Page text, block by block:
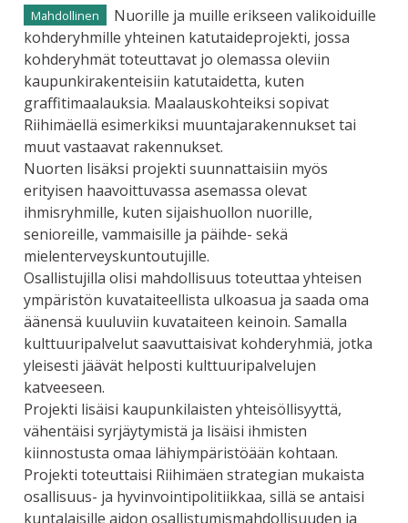
Mahdollinen
Nuorille ja muille erikseen valikoiduille
kohderyhmille yhteinen katutaideprojekti, jossa
kohderyhmät toteuttavat jo olemassa oleviin
kaupunkirakenteisiin katutaidetta, kuten
graffitimaalauksia. Maalauskohteiksi sopivat
Riihimäellä esimerkiksi muuntajarakennukset tai
muut vastaavat rakennukset.
Nuorten lisäksi projekti suunnattaisiin myös
erityisen haavoittuvassa asemassa olevat
ihmisryhmille, kuten sijaishuollon nuorille,
senioreille, vammaisille ja päihde- sekä
mielenterveyskuntoutujille.
Osallistujilla olisi mahdollisuus toteuttaa yhteisen
ympäristön kuvataiteellista ulkoasua ja saada oma
äänensä kuuluviin kuvataiteen keinoin. Samalla
kulttuuripalvelut saavuttaisivat kohderyhmiä, jotka
yleisesti jäävät helposti kulttuuripalvelujen
katveeseen.
Projekti lisäisi kaupunkilaisten yhteisöllisyyttä,
vähentäisi syrjäytymistä ja lisäisi ihmisten
kiinnostusta omaa lähiympäristöään kohtaan.
Projekti toteuttaisi Riihimäen strategian mukaista
osallisuus- ja hyvinvointipolitiikkaa, sillä se antaisi
kuntalaisille aidon osallistumismahdollisuuden ja